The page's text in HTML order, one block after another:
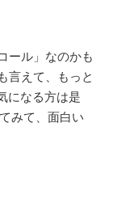
ール」なのかも
言えて、もっと
になる方は是
みて、面白い